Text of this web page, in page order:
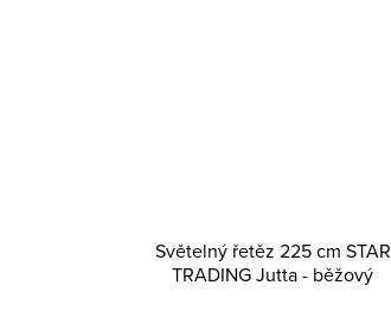
Světelný řetěz 225 cm STAR
TRADING Jutta - běžový